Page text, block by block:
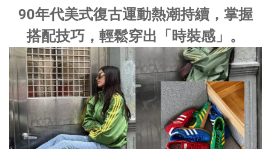
90年代美式復古運動熱潮持續，掌握
搭配技巧，輕鬆穿出「時裝感」。